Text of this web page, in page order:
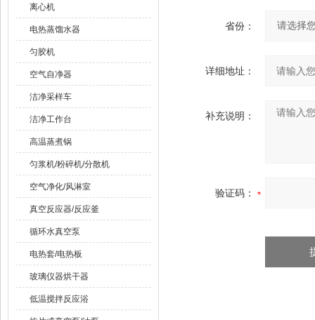
离心机
电热蒸馏水器
匀胶机
空气自净器
洁净采样车
洁净工作台
高温蒸煮锅
匀浆机/粉碎机/分散机
空气净化/风淋室
真空反应器/反应釜
循环水真空泵
电热套/电热板
玻璃仪器烘干器
低温搅拌反应浴
省份：
详细地址：
补充说明：
验证码：